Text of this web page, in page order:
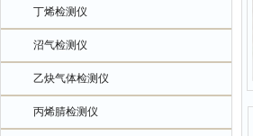
丁烯检测仪
沼气检测仪
乙炔气体检测仪
丙烯腈检测仪